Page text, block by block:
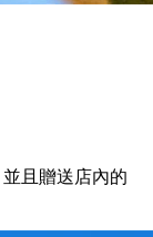
且贈送店內的